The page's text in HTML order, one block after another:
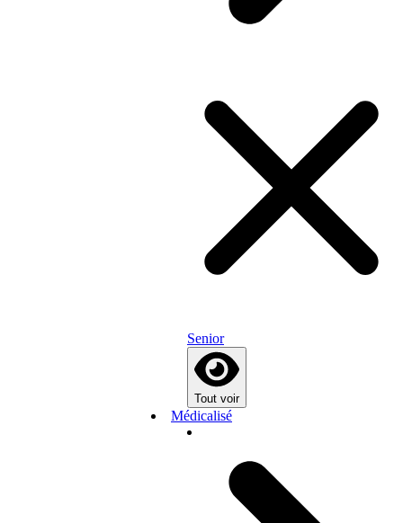
Senior
Tout voir
Médicalisé